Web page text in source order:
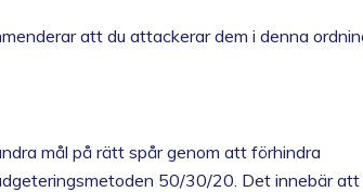
att du attackerar dem i denna
mål på rätt spår genom att förhindra
50/30/20. Det innebär att